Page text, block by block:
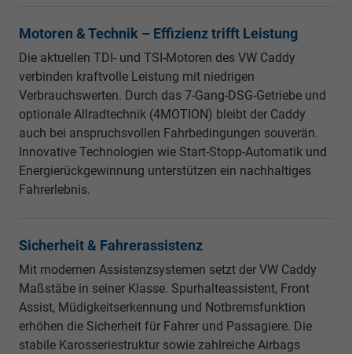
Motoren & Technik – Effizienz trifft Leistung
Die aktuellen TDI- und TSI-Motoren des VW Caddy
verbinden kraftvolle Leistung mit niedrigen
Verbrauchswerten. Durch das 7-Gang-DSG-Getriebe und
optionale Allradtechnik (4MOTION) bleibt der Caddy
auch bei anspruchsvollen Fahrbedingungen souverän.
Innovative Technologien wie Start-Stopp-Automatik und
Energierückgewinnung unterstützen ein nachhaltiges
Fahrerlebnis.
Sicherheit & Fahrerassistenz
Mit modernen Assistenzsystemen setzt der VW Caddy
Maßstäbe in seiner Klasse. Spurhalteassistent, Front
Assist, Müdigkeitserkennung und Notbremsfunktion
erhöhen die Sicherheit für Fahrer und Passagiere. Die
stabile Karosseriestruktur sowie zahlreiche Airbags